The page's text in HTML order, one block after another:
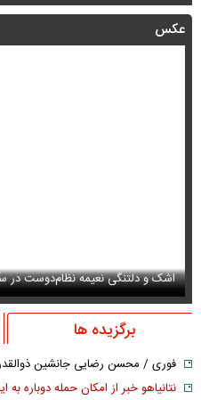
عکس
عکس/ بهنوش بختیاری با این استوری
برگزیده ها
فوری / محسن رضایی جانشین
نتانیاهو خبر از امکان حمله دوباره به